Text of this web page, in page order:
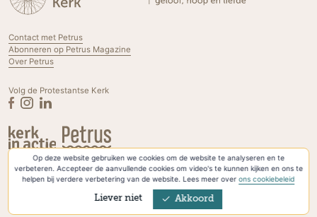
Op deze website gebruiken we cookies om de website te analyseren en te
verbeteren. Accepteer de aanvullende cookies om video's te kunnen kijken en ons te
helpen bij verdere verbetering van de website. Lees meer overons cookiebeleid
Liever niet Akkoord
Contact met Petrus
Abonneren op Petrus Magazine
Over Petrus
Volg de Protestantse Kerk
Privacyverklaring & Cookies